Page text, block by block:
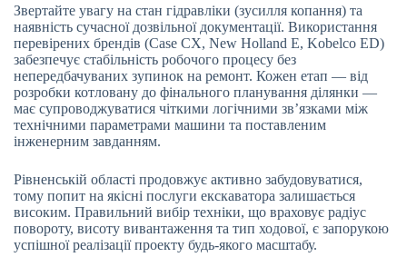
Звертайте увагу на стан гідравліки (зусилля копання) та
наявність сучасної дозвільної документації. Використання
перевірених брендів (Case CX, New Holland E, Kobelco ED)
забезпечує стабільність робочого процесу без
непередбачуваних зупинок на ремонт. Кожен етап — від
розробки котловану до фінального планування ділянки —
має супроводжуватися чіткими логічними зв’язками між
технічними параметрами машини та поставленим
інженерним завданням.
Рівненській області продовжує активно забудовуватися,
тому попит на якісні послуги екскаватора залишається
високим. Правильний вибір техніки, що враховує радіус
повороту, висоту вивантаження та тип ходової, є запорукою
успішної реалізації проекту будь-якого масштабу.